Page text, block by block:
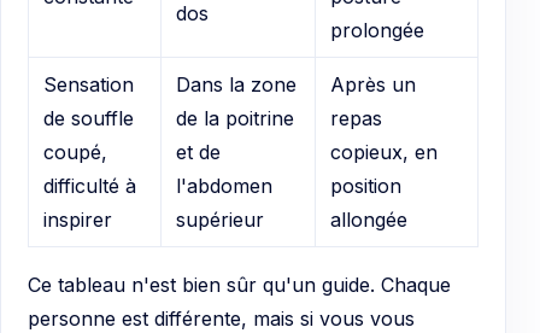
dos
prolongée
Sensation
de souffle
coupé,
difficulté à
inspirer
Dans la zone
de la poitrine
et de
l'abdomen
supérieur
Après un
repas
copieux, en
position
allongée
Ce tableau n'est bien sûr qu'un guide. Chaque
personne est différente, mais si vous vous